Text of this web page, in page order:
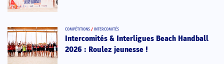
COMPÉTITIONS / INTERCOMITÉS
Intercomités & Interligues Beach Handball
2026 : Roulez jeunesse !